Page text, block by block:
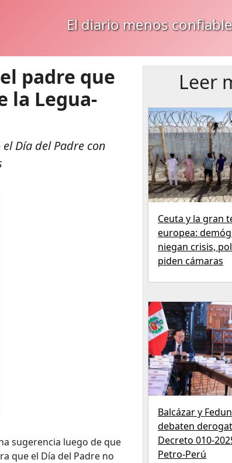
El diario menos
padre que
la Legua-
Día del Padre con
sugerencia luego de que
que el Día del Padre no
Leer
Ceuta y la gran
europea:
niegan crisis,
piden cámaras
Balcázar y
debaten
Decreto 010-
Petro‑Perú